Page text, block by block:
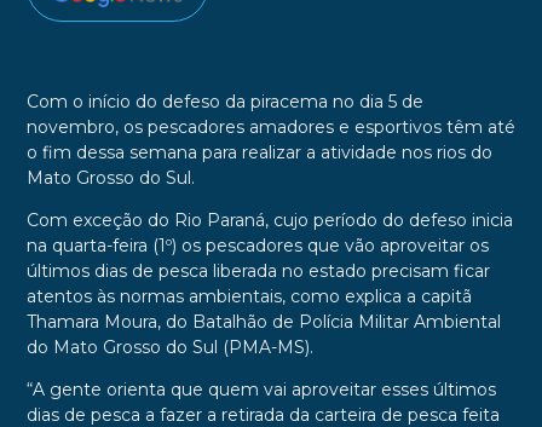
Com o início do defeso da piracema no dia 5 de
novembro, os pescadores amadores e esportivos têm até
o fim dessa semana para realizar a atividade nos rios do
Mato Grosso do Sul.
Com exceção do Rio Paraná, cujo período do defeso inicia
na quarta-feira (1º) os pescadores que vão aproveitar os
últimos dias de pesca liberada no estado precisam ficar
atentos às normas ambientais, como explica a capitã
Thamara Moura, do Batalhão de Polícia Militar Ambiental
do Mato Grosso do Sul (PMA-MS).
“A gente orienta que quem vai aproveitar esses últimos
dias de pesca a fazer a retirada da carteira de pesca feita